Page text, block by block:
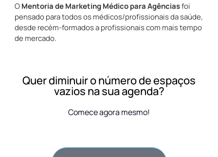
OMentoria de Marketing Médico para Agênciasfoi
pensado para todos os médicos/profissionais da saúde,
desde recém-formados a profissionais com mais tempo
de mercado.
Quer diminuir o número de espaços
vazios na sua agenda?
Comece agora mesmo!